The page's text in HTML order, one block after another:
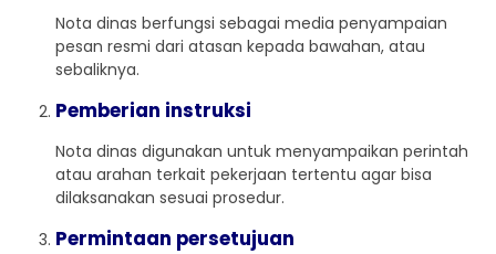
Nota dinas berfungsi sebagai media penyampaian
pesan resmi dari atasan kepada bawahan, atau
sebaliknya.
Pemberian instruksi
Nota dinas digunakan untuk menyampaikan perintah
atau arahan terkait pekerjaan tertentu agar bisa
dilaksanakan sesuai prosedur.
Permintaan persetujuan